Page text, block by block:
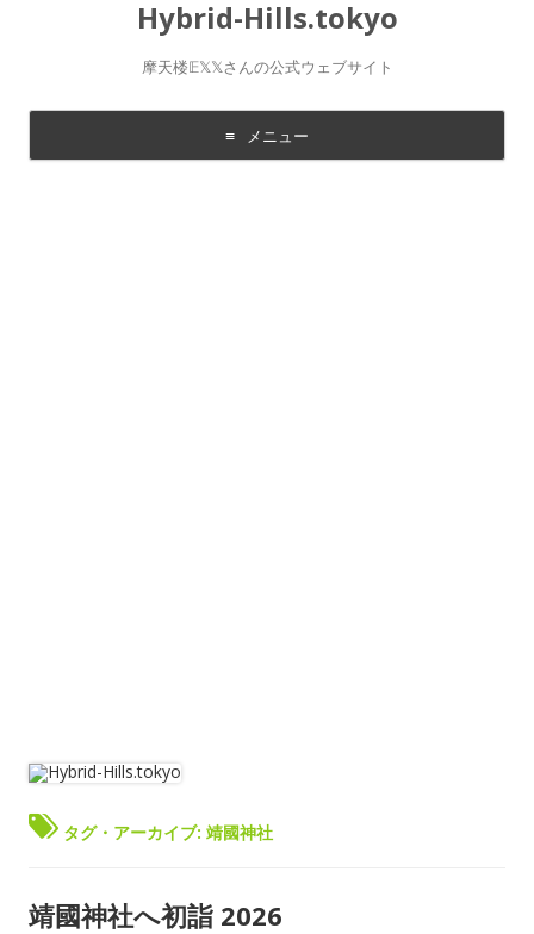
Hybrid-Hills.tokyo
摩天楼𝔼𝕏𝕏さんの公式ウェブサイト
メニュー
コ
タグ・アーカイブ: 靖國神社
靖國神社へ初詣 2026